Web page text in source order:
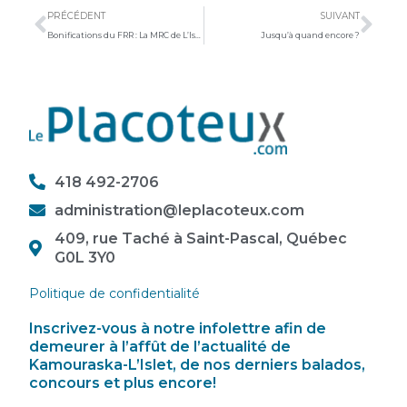
PRÉCÉDENT
Bonifications du FRR : La MRC de L’Islet applaudit
SUIVANT
Jusqu’à quand encore ?
418 492-2706
administration@leplacoteux.com
409, rue Taché à Saint-Pascal, Québec
G0L 3Y0
Politique de confidentialité
Inscrivez-vous à notre infolettre afin de
demeurer à l’affût de l’actualité de
Kamouraska-L’Islet, de nos derniers balados,
concours et plus encore!